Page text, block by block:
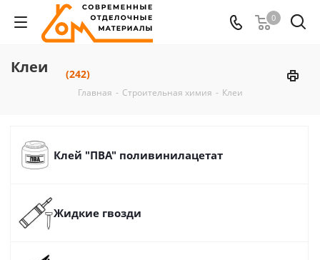
0
Клеи (242)
Главная - Строительная химия - Клеи
Клей "ПВА" поливинилацетат
Жидкие гвозди